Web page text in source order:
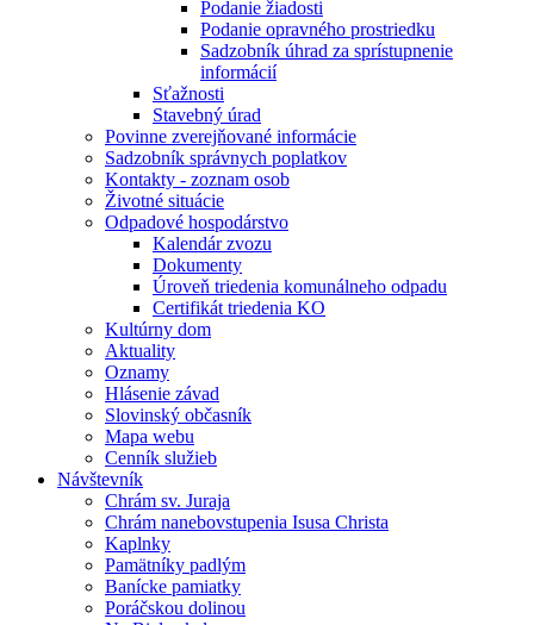
Podanie žiadosti
Podanie opravného prostriedku
Sadzobník úhrad za sprístupnenie
informácií
Sťažnosti
Stavebný úrad
Povinne zverejňované informácie
Sadzobník správnych poplatkov
Kontakty - zoznam osob
Životné situácie
Odpadové hospodárstvo
Kalendár zvozu
Dokumenty
Úroveň triedenia komunálneho odpadu
Certifikát triedenia KO
Kultúrny dom
Aktuality
Oznamy
Hlásenie závad
Slovinský občasník
Mapa webu
Cenník služieb
Návštevník
Chrám sv. Juraja
Chrám nanebovstupenia Isusa Christa
Kaplnky
Pamätníky padlým
Banícke pamiatky
Poráčskou dolinou